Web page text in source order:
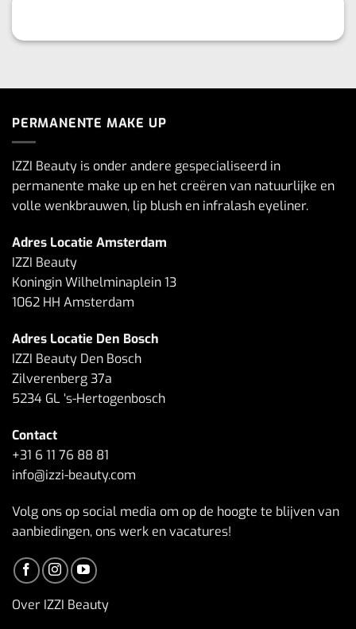
PERMANENTE MAKE UP
IZZI Beauty is onder andere gespecialiseerd in
permanente make up en het creëren van natuurlijke en
volle wenkbrauwen, lip blush en infralash eyeliner.
Adres Locatie Amsterdam
IZZI Beauty
Koningin Wilhelminaplein 13
1062 HH Amsterdam
Adres Locatie Den Bosch
IZZI Beauty Den Bosch
Zilverenberg 37a
5234 GL ‘s-Hertogenbosch
Contact
+31 6 11 76 88 81
info@izzi-beauty.com
Volg ons op social media om op de hoogte te blijven van
aanbiedingen, ons werk en vacatures!
Over IZZI Beauty